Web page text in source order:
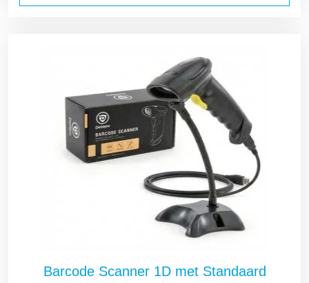
Barcode Scanner 1D met Standaard